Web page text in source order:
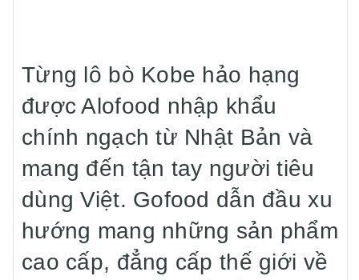
Từng lô bò Kobe hảo hạng
được Alofood nhập khẩu
chính ngạch từ Nhật Bản và
mang đến tận tay người tiêu
dùng Việt. Gofood dẫn đầu xu
hướng mang những sản phẩm
cao cấp, đẳng cấp thế giới về